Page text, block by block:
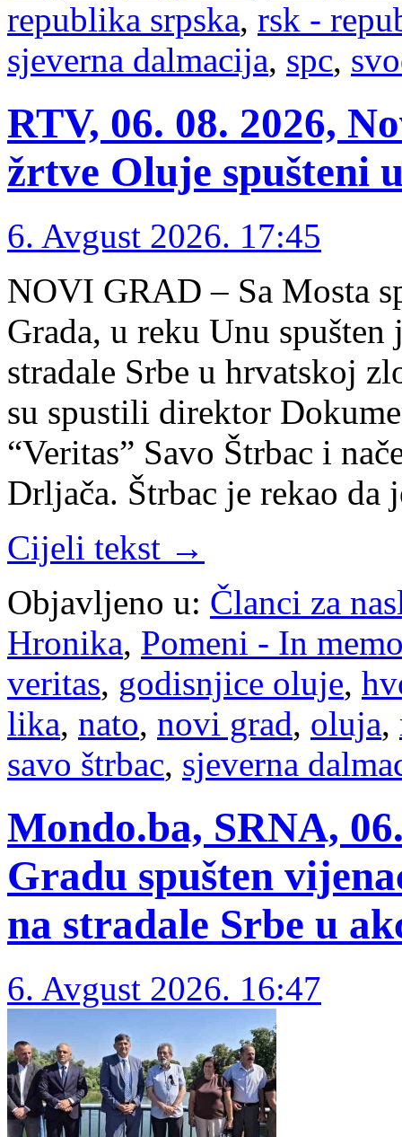
republika srpska, rsk -
sjeverna dalmacija, spc,
RTV, 06. 08. 2026,
žrtve Oluje spušteni
6. Avgust 2026. 17:45
NOVI GRAD – Sa Mosta
Grada, u reku Unu spušten
stradale Srbe u hrvatskoj
su spustili direktor
“Veritas” Savo Štrbac i
Drljača. Štrbac je rekao
Cijeli tekst →
Objavljeno u: Članci za
Hronika, Pomeni - In
veritas, godisnjice oluje,
lika, nato, novi grad, oluja,
savo štrbac, sjeverna
Mondo.ba, SRNA,
Gradu spušten
na stradale Srbe u
6. Avgust 2026. 16:47